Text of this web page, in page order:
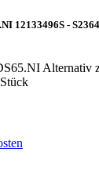
12133496S -
Alternativ